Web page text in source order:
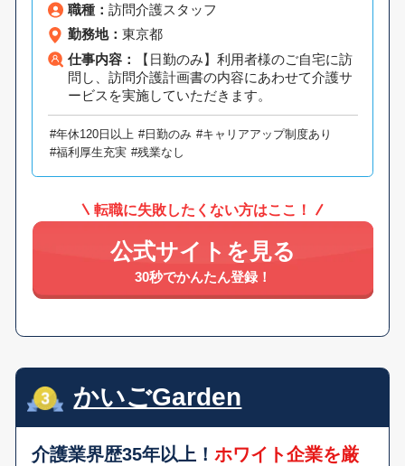
職種： 訪問介護スタッフ
勤務地： 東京都
仕事内容：
【日勤のみ】利用者様のご自宅に訪
問し、訪問介護計画書の内容にあわせて介護サ
ービスを実施していただきます。
#年休120日以上 #日勤のみ #キャリアアップ制度あり
#福利厚生充実 #残業なし
転職に失敗したくない方はここ！
公式サイトを見る
30秒でかんたん登録！
かいごGarden
介護業界歴35年以上！ホワイト企業を厳